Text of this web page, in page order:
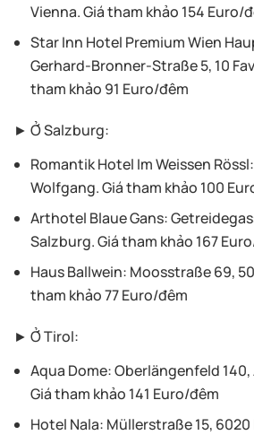
Vienna. Giá tham khảo 154 Euro/
Star Inn Hotel Premium Wien
Gerhard-Bronner-Straße 5, 10
tham khảo 91 Euro/đêm
► Ở Salzburg:
Romantik Hotel Im Weissen Rössl
Wolfgang. Giá tham khảo 100
Arthotel Blaue Gans:
Salzburg. Giá tham khảo 167
Haus Ballwein: Moosstraße 69,
tham khảo 77 Euro/đêm
► Ở Tirol:
Aqua Dome: Oberlängenfeld
Giá tham khảo 141 Euro/đêm
Hotel Nala: Müllerstraße 15,